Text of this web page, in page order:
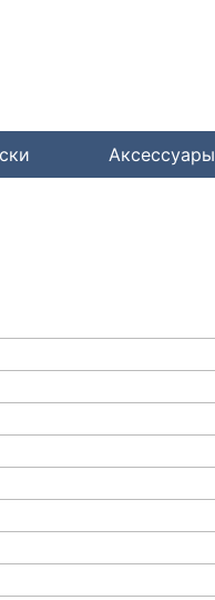
Аксессуары